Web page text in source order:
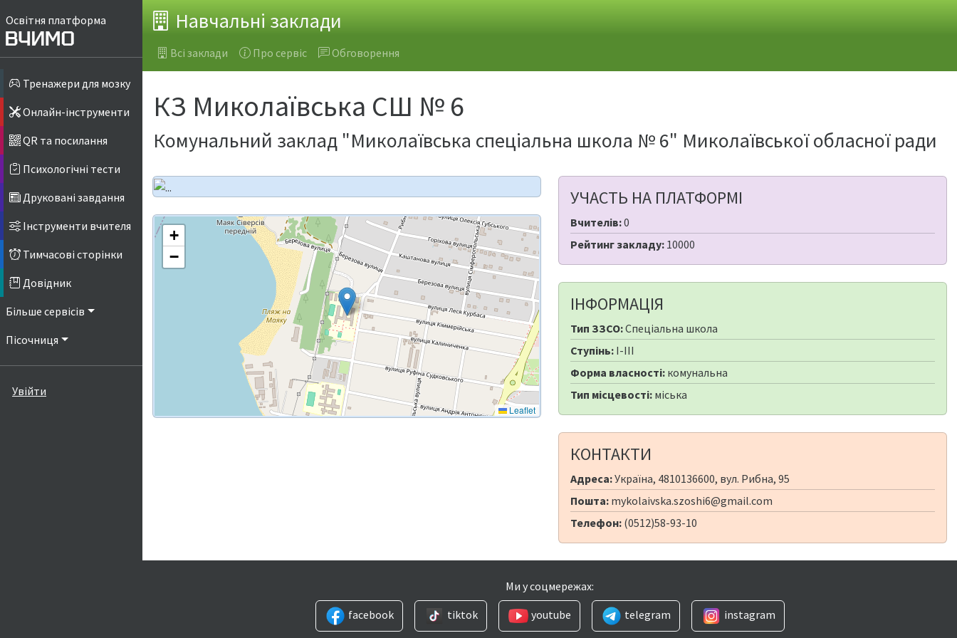
Освітня платформа
Тренажери для мозку
Онлайн-інструменти
QR та посилання
Психологічні тести
Друковані завдання
Інструменти вчителя
Тимчасові сторінки
Довідник
Більше сервісів
Пісочниця
Увійти
Навчальні заклади
Всі заклади Про сервіс Обговорення
КЗ Миколаївська CШ № 6
Комунальний заклад "Миколаївська спеціальна школа № 6" Миколаївської обласної ради
+
−
Leaflet
УЧАСТЬ НА ПЛАТФОРМІ
Вчителів:0
Рейтинг закладу: 10000
ІНФОРМАЦІЯ
Тип ЗЗСО:Спеціальна школа
Ступінь: I-III
Форма власності: комунальна
Тип місцевості: міська
КОНТАКТИ
Адреса:Україна, 4810136600, вул. Рибна, 95
Пошта: mykolaivska.szoshi6@gmail.com
Телефон: (0512)58-93-10
Ми у соцмережах:
facebook
tiktok youtube telegram instagram